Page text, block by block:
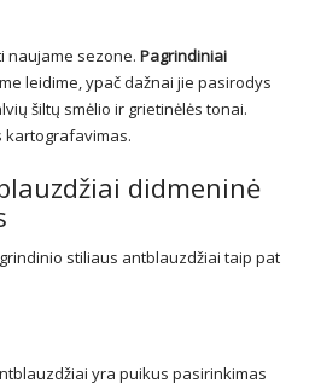
naujame sezone. Pagrindiniai
leidime, ypač dažnai jie pasirodys
šiltų smėlio ir grietinėlės tonai.
kartografavimas.
didmeninė
stiliaus antblauzdžiai taip pat
yra puikus pasirinkimas